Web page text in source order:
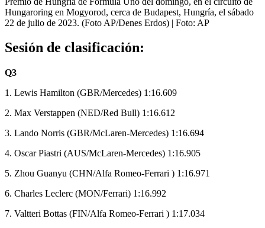
Hungaroring en Mogyorod, cerca de Budapest, Hungría, el sábado
22 de julio de 2023. (Foto AP/Denes Erdos) | Foto: AP
Sesión de clasificación:
Q3
1. Lewis Hamilton (GBR/Mercedes) 1:16.609
2. Max Verstappen (NED/Red Bull) 1:16.612
3. Lando Norris (GBR/McLaren-Mercedes) 1:16.694
4. Oscar Piastri (AUS/McLaren-Mercedes) 1:16.905
5. Zhou Guanyu (CHN/Alfa Romeo-Ferrari ) 1:16.971
6. Charles Leclerc (MON/Ferrari) 1:16.992
7. Valtteri Bottas (FIN/Alfa Romeo-Ferrari ) 1:17.034